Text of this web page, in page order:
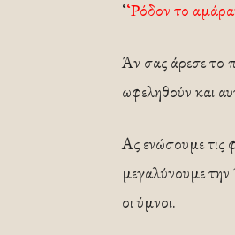
‘‘Ρόδον το
Άν σας άρεσε το
ωφεληθούν και
Ας ενώσουμε τις
μεγαλύνουμε
οι ύμνοι.